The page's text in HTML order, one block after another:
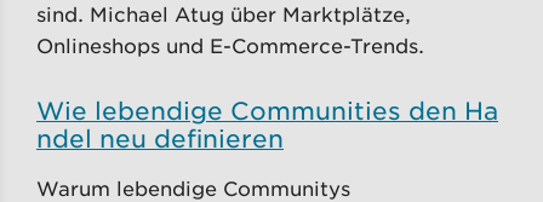
sind. Michael Atug über Marktplätze,
Onlineshops und E-Commerce-Trends.
Wie lebendige Communities den Ha
ndel neu definieren
Warum lebendige Communitys